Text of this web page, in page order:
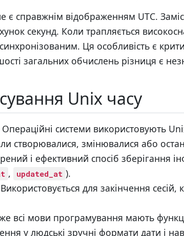
є справжнім відображенням UTC.
секунд. Коли трапляється
Ця особливість є
загальних обчислень різниця є
Unix часу
Операційні системи використовують
створювалися, змінювалися або
і ефективний спосіб зберігання
, updated_at ).
Використовується для закінчення
всі мови програмування мають
у людські зручні формати дати і